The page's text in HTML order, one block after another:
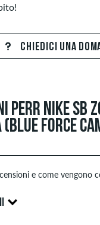
CHIEDICI UNA
PERR NIKE SB
FORCE
e come vengono
un account cliente
Saranno pubblicati